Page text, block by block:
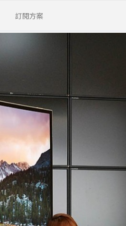
訂閱方案